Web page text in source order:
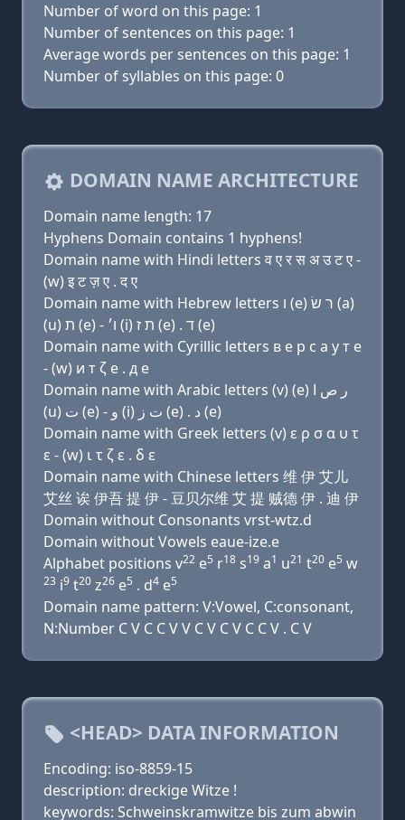
Number of word on this page: 1
Number of sentences on this page: 1
Average words per sentences on this page: 1
Number of syllables on this page: 0
DOMAIN NAME ARCHITECTURE
Domain name length: 17
Hyphens Domain contains 1 hyphens!
Domain name with Hindi letters व ए र स अ उ ट ए -
(w) इ ट ज़ ए . द ए
Domain name with Hebrew letters ו (e) ר שׂ (a)
(u) ת (e) - ו׳ (i) ת ז (e) . ד (e)
Domain name with Cyrillic letters в e р с a у т e
- (w) и т ζ e . д e
Domain name with Arabic letters (v) (e) ﺭ ﺹ ﺍ
(u) ﺕ (e) - ﻭ (i) ﺕ ﺯ (e) . ﺩ (e)
Domain name with Greek letters (v) ε ρ σ α υ τ
ε - (w) ι τ ζ ε . δ ε
Domain name with Chinese letters 维 伊 艾儿
艾丝 诶 伊吾 提 伊 - 豆贝尔维 艾 提 贼德 伊 . 迪 伊
Domain without Consonants vrst-wtz.d
Domain without Vowels eaue-ize.e
Alphabet positions v22 e5 r18 s19 a1 u21 t20 e5 w
23 i9 t20 z26 e5 . d4 e5
Domain name pattern: V:Vowel, C:consonant,
N:Number C V C C V V C V C V C C V . C V
<HEAD> DATA INFORMATION
Encoding: iso-8859-15
description: dreckige Witze !
keywords: Schweinskramwitze bis zum abwin